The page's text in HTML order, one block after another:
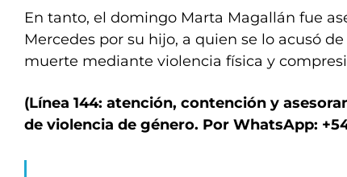
En tanto, el domingo Marta Magallán fue
Mercedes por su hijo, a quien se lo acusó
muerte mediante violencia física y
(Línea 144: atención, contención y
de violencia de género. Por WhatsApp: